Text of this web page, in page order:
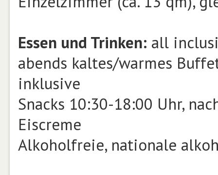
Essen und Trinken: all
abends kaltes/warmes
inklusive
Snacks 10:30-18:00 Uhr,
Eiscreme
Alkoholfreie, nationale